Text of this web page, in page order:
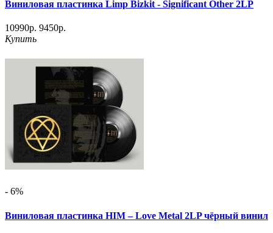
Виниловая пластинка Limp Bizkit - Significant Other 2LP
10990р. 9450р.
Купить
- 6%
Виниловая пластинка HIM – Love Metal 2LP чёрный винил